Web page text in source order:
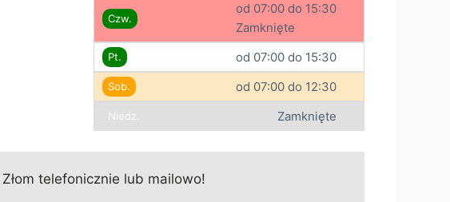
Czw.
od 07:00 do 15:30
Zamknięte
Pt. od 07:00 do 15:30
Sob. od 07:00 do 12:30
Niedz. Zamknięte
telefonicznie lub mailowo!